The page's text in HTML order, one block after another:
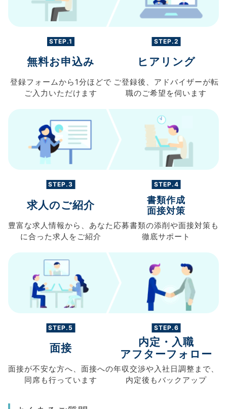
STEP.1
無料お申込み
登録フォームから 1分ほどで
ご入力 いただけます
STEP.2
ヒアリング
ご登録後、 アドバイザーが転
職のご希望を伺います
STEP.3
求人のご紹介
豊富な求人情報から、 あなた
に合った求人を ご紹介
STEP.4
書類作成
面接対策
応募書類の添削や面接対策も
徹底サポート
STEP.5
面接
面接が不安な方へ、 面接への
同席も行っています
STEP.6
内定・入職
アフターフォロー
年収交渉や 入社日調整まで、
内定後もバックアップ